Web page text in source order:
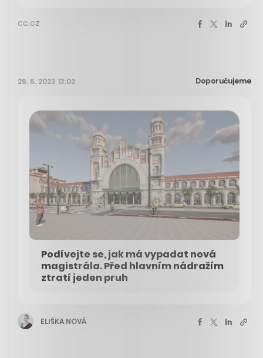
cc.cz
26. 5. 2023 13:02 Doporučujeme
Podívejte se, jak má vypadat nová
magistrála. Před hlavním nádražím
ztratí jeden pruh
ELIŠKA NOVÁ